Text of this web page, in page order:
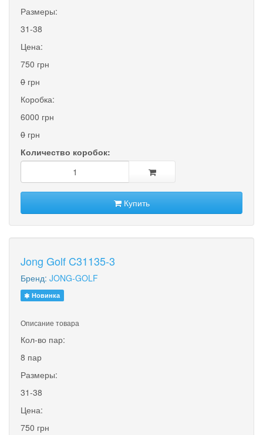
Размеры:
31-38
Цена:
750 грн
0 грн
Коробка:
6000 грн
0 грн
Количество коробок:
Купить
Jong Golf C31135-3
Бренд: JONG-GOLF
Новинка
Описание товара
Кол-во пар:
8 пар
Размеры:
31-38
Цена:
750 грн